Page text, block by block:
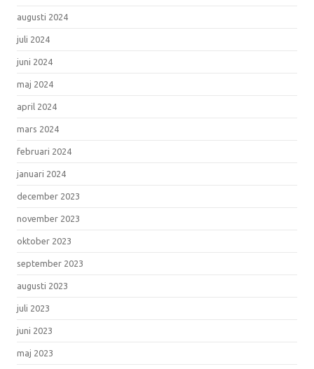
augusti 2024
juli 2024
juni 2024
maj 2024
april 2024
mars 2024
februari 2024
januari 2024
december 2023
november 2023
oktober 2023
september 2023
augusti 2023
juli 2023
juni 2023
maj 2023